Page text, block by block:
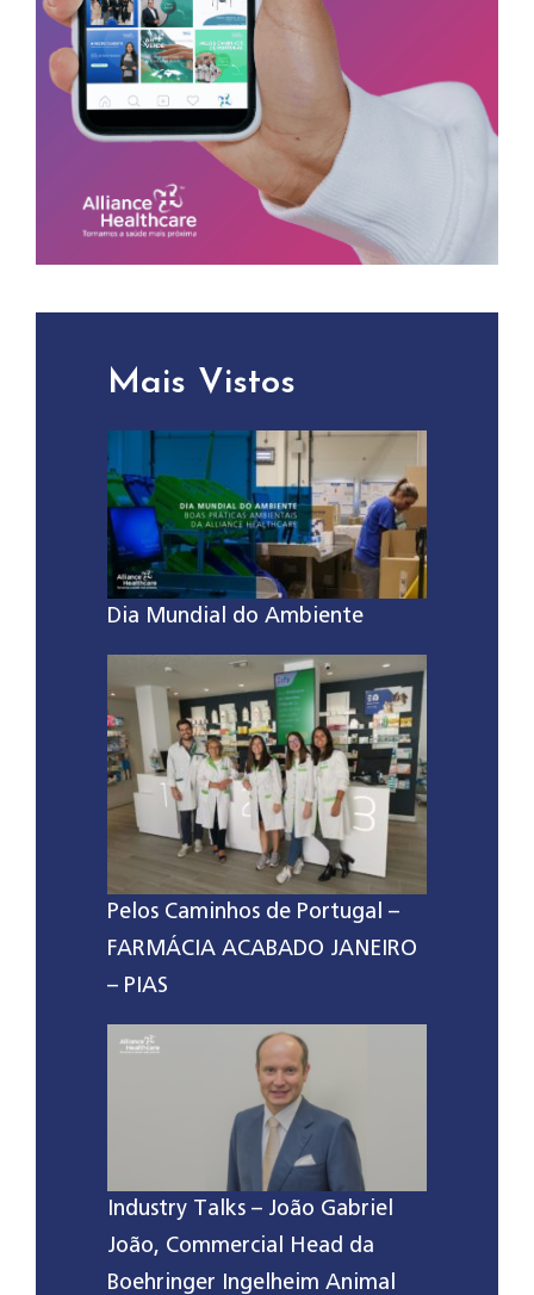
Mais Vistos
Dia Mundial do Ambiente
Pelos Caminhos de Portugal –
FARMÁCIA ACABADO JANEIRO
– PIAS
Industry Talks – João Gabriel
João, Commercial Head da
Boehringer Ingelheim Animal